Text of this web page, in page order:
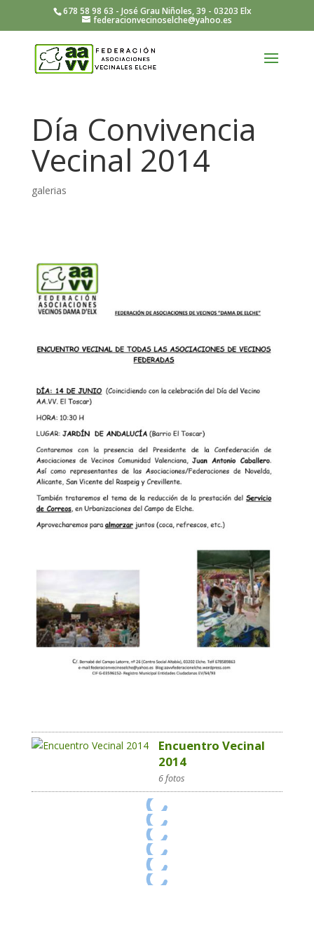
678 58 98 63 - José Grau Niñoles, 39 - 03203 Elx
federacionvecinoselche@yahoo.es
Día Convivencia
Vecinal 2014
galerias
Encuentro Vecinal
2014
6 fotos